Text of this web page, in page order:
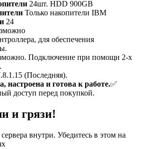
24шт. HDD 900GB
Только накопители IBM
24
для обеспечения
Подключение при помощи 2-х
(Последняя).
настроена и готова к работе.✅
доступ перед покупкой.
и грязи!
внутри. Убедитесь в этом на